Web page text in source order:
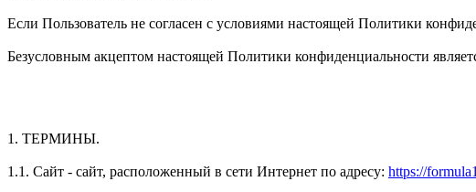
Если Пользователь не согласен с условиями настоящей Политики
Безусловным акцептом настоящей Политики конфиденциальности
1. ТЕРМИНЫ.
1.1. Сайт - сайт, расположенный в сети Интернет по адресу: https://